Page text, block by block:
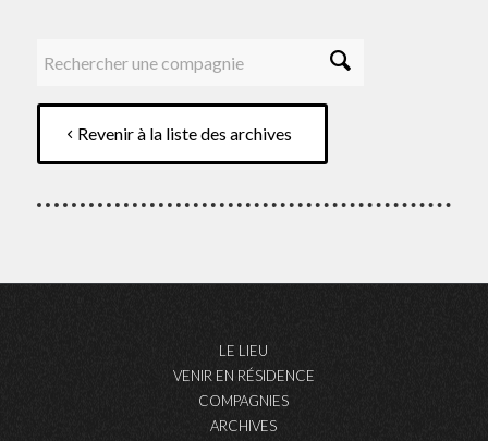
Revenir à la liste des archives
LE LIEU
VENIR EN RÉSIDENCE
COMPAGNIES
ARCHIVES